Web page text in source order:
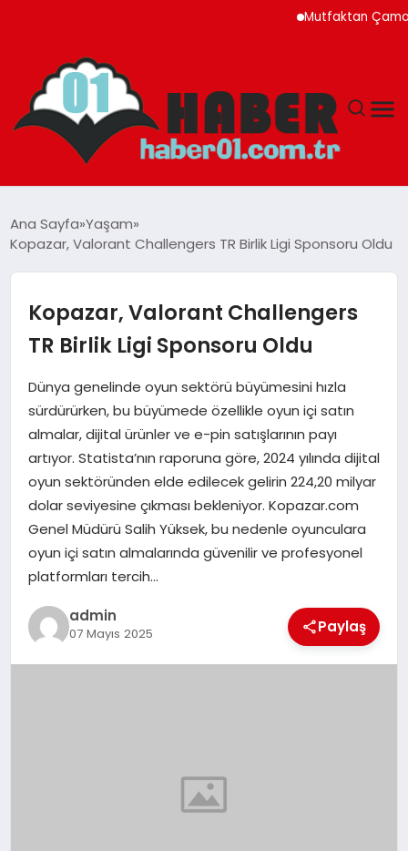
Mutfaktan Çamaşır
ADANA
YAŞAM
GÜNDEM
MAGAZIN
TEKNOLOJI
Ana Sayfa Yaşam
Kopazar, Valorant Challengers TR Birlik Ligi Sponsoru Oldu
Kopazar, Valorant Challengers
TR Birlik Ligi Sponsoru Oldu
Dünya genelinde oyun sektörü büyümesini hızla
sürdürürken, bu büyümede özellikle oyun içi satın
almalar, dijital ürünler ve e-pin satışlarının payı
artıyor. Statista’nın raporuna göre, 2024 yılında dijital
oyun sektöründen elde edilecek gelirin 224,20 milyar
dolar seviyesine çıkması bekleniyor. Kopazar.com
Genel Müdürü Salih Yüksek, bu nedenle oyunculara
oyun içi satın almalarında güvenilir ve profesyonel
platformları tercih…
admin
07 Mayıs 2025 Paylaş